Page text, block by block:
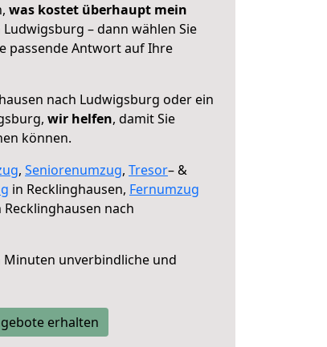
was kostet überhaupt mein
– dann wählen Sie
passende Antwort auf Ihre
nach Ludwigsburg oder ein
wir helfen, damit Sie
können.
, Seniorenumzug, Tresor– &
in Recklinghausen, Fernumzug
Recklinghausen nach
unverbindliche und
erhalten